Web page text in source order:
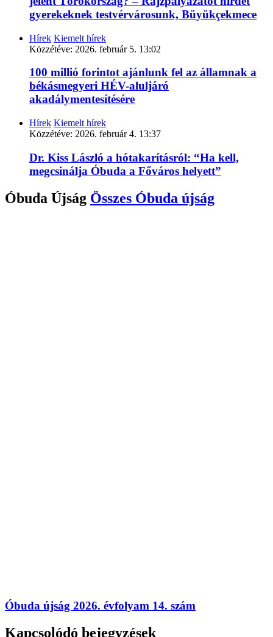
gyerekeknek testvérvárosunk, Büyükçekmece
Hírek Kiemelt hírek
Közzétéve: 2026. február 5. 13:02
100 millió forintot ajánlunk fel az államnak a
békásmegyeri HÉV-aluljáró
akadálymentesítésére
Hírek Kiemelt hírek
Közzétéve: 2026. február 4. 13:37
Dr. Kiss László a hótakarításról: “Ha kell,
megcsinálja Óbuda a Főváros helyett”
Óbuda Újság Összes Óbuda újság
Óbuda újság 2026. évfolyam 14. szám
Kapcsolódó bejegyzések